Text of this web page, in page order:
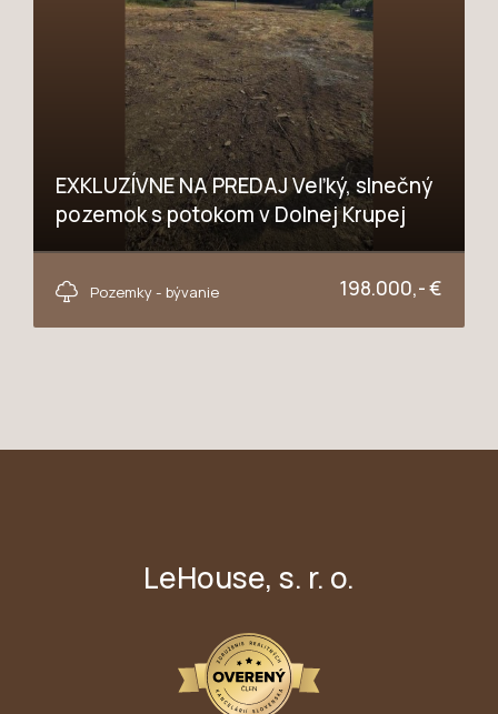
EXKLUZÍVNE NA PREDAJ Veľký, slnečný
pozemok s potokom v Dolnej Krupej
Pozemky - bývanie
198.000,- €
LeHouse, s. r. o.